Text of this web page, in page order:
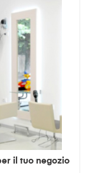
il tuo negozio